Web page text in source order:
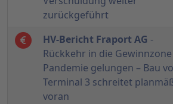
zurückgeführt
HV-Bericht Fraport AG -
Rückkehr in die
Pandemie gelungen – Bau
Terminal 3 schreitet
voran